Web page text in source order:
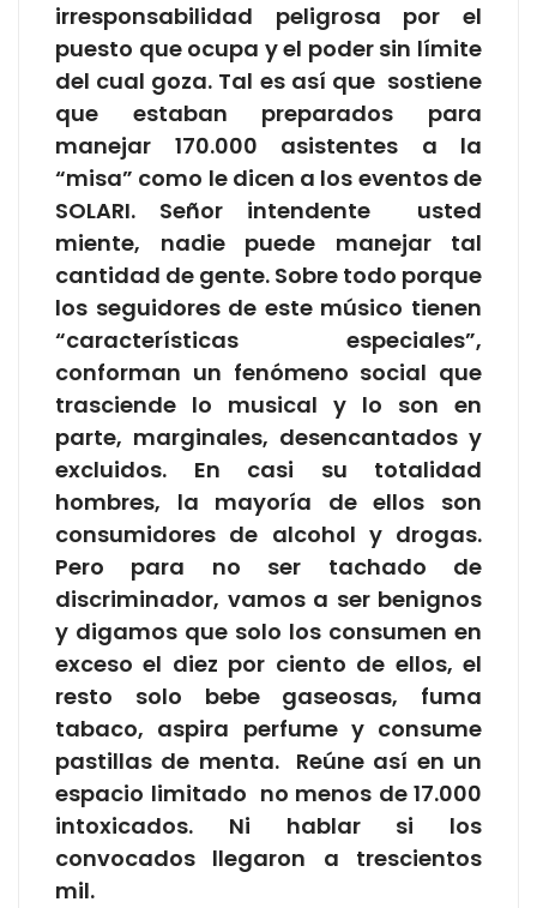
irresponsabilidad peligrosa por el
puesto que ocupa y el poder sin límite
del cual goza. Tal es así que sostiene
que estaban preparados para
manejar 170.000 asistentes a la
“misa” como le dicen a los eventos de
SOLARI. Señor intendente usted
miente, nadie puede manejar tal
cantidad de gente. Sobre todo porque
los seguidores de este músico tienen
“características especiales”,
conforman un fenómeno social que
trasciende lo musical y lo son en
parte, marginales, desencantados y
excluidos. En casi su totalidad
hombres, la mayoría de ellos son
consumidores de alcohol y drogas.
Pero para no ser tachado de
discriminador, vamos a ser benignos
y digamos que solo los consumen en
exceso el diez por ciento de ellos, el
resto solo bebe gaseosas, fuma
tabaco, aspira perfume y consume
pastillas de menta. Reúne así en un
espacio limitado no menos de 17.000
intoxicados. Ni hablar si los
convocados llegaron a trescientos
mil.